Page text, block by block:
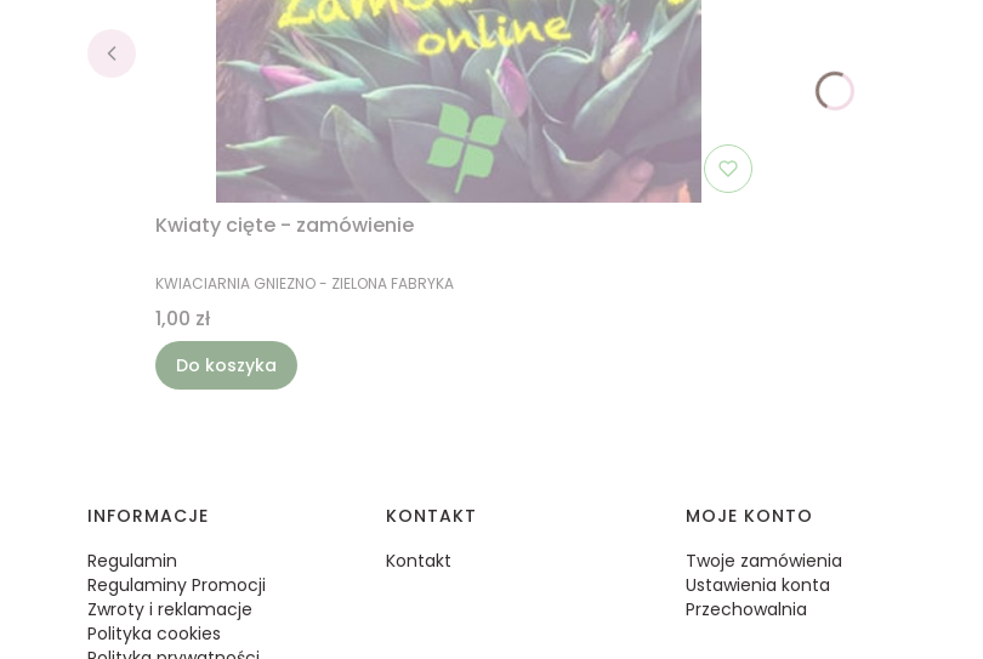
Kwiaty cięte - zamówienie
PRODUCENT
KWIACIARNIA GNIEZNO - ZIELONA FABRYKA
Cena
1,00 zł
Do koszyka
Linki w stopce
INFORMACJE
Regulamin
Regulaminy Promocji
Zwroty i reklamacje
Polityka cookies
KONTAKT
Kontakt
MOJE KONTO
Twoje zamówienia
Ustawienia konta
Przechowalnia